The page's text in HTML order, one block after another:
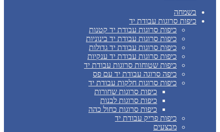
בשמחה
כיפות סרוגות עבודת יד
כיפות סרוגות עבודת יד קטנות
כיפות סרוגות עבודת יד בינוניות
כיפות סרוגות עבודת יד גדולות
כיפות סרוגות עבודת יד ענקיות
כיפות שטוחות סרוגות עבודת יד
כיפה סרוגה עבודת יד עם פס
כיפות סרוגות חלקות עבודת יד
כיפות סרוגות שחורות
כיפות סרוגות לבנות
כיפות סרוגות כחול כהה
כיפות פריק עבודת יד
מבצעים